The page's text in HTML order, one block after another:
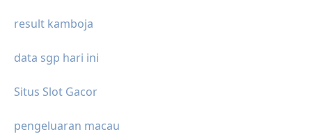
result kamboja
data sgp hari ini
Situs Slot Gacor
pengeluaran macau